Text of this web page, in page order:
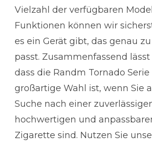
Vielzahl der verfügbaren
Funktionen können wir
es ein Gerät gibt, das genau
passt. Zusammenfassend lässt
dass die Randm Tornado Serie
großartige Wahl ist, wenn Sie
Suche nach einer
hochwertigen und
Zigarette sind. Nutzen Sie